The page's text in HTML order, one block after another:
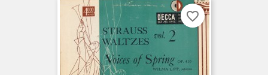
favorite_border